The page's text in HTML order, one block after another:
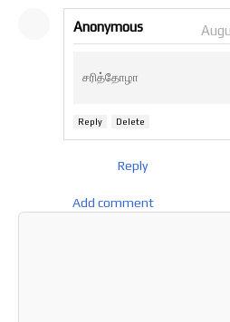
Anonymous
சரித்தோழா
Reply Delete
Reply
Add comment